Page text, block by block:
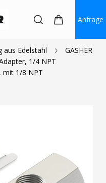
Anfrage
aus Edelstahl
GASHER
1/4 NPT
mit 1/8 NPT